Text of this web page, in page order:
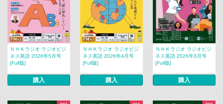
ＮＨＫラジオ ラジオビジ
ネス英語 2026年5月号
[Full版]
購入
ＮＨＫラジオ ラジオビジ
ネス英語 2026年4月号
[Full版]
購入
ＮＨＫラジオ ラジオビジ
ネス英語 2026年3月号
[Full版]
購入